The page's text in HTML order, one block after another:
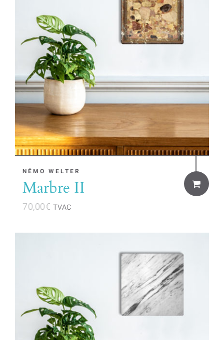
NÉMO WELTER
Marbre II
70,00€ TVAC